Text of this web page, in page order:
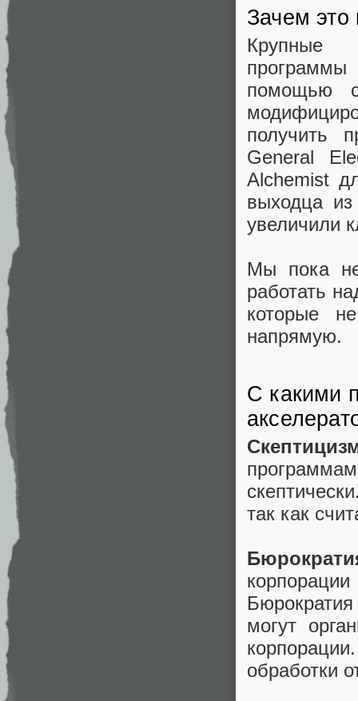
Зачем
Крупные
помощью
получить
General
Alchemist
выходца
увеличили
Мы пока не
работать
которые
напрямую.
С какими
так как
могут
обработки